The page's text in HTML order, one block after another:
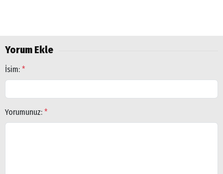
Yorum Ekle
İsim: *
Yorumunuz: *